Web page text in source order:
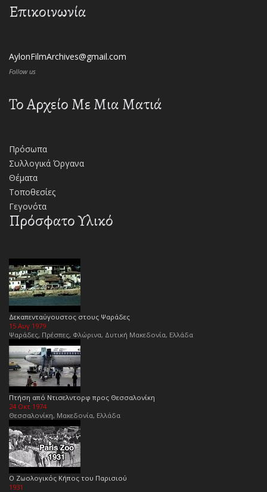
Επικοινωνία
AylonFilmArchives@gmail.com
Follow us
Το Αρχείο Με Μια Ματιά
Πρόσωπα
Συλλογικά Όργανα
Θέματα
Τοποθεσίες
Γεγονότα
Πρόσφατο Υλικό
Δεκαπενταύγουστος στους Ψαράδες
15 Αυγ 1979
Ψαράδες, Πρέσπες, Φλώρινα, Δυτική Μακεδονία, Ελλάδα
Πτήση από Ντισελντορφ προς Θεσσαλονίκη
24 Οκτ 1974
Θεσσαλονίκη, Μακεδονία, Ελλάδα
Ο Ζωολογικός Κήπος του Παρισιού
1931